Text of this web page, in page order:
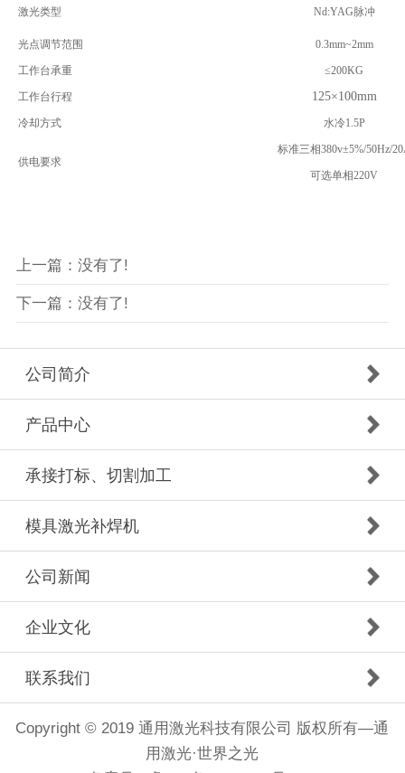
激光类型 Nd:YAG 脉冲
光点调节范围 0.3mm~2mm
工作台承重 ≤200KG
工作台行程 125×100mm
冷却方式 水冷1.5P
供电要求
标准三相380v±5%/50Hz/
可选单相220V
上一篇：没有了!
下一篇：没有了!
公司简介
产品中心
承接打标、切割加工
模具激光补焊机
公司新闻
企业文化
联系我们
Copyright © 2019 通用激光科技有限公司 版权所有—通
用激光·世界之光